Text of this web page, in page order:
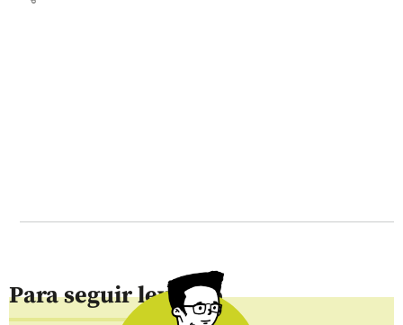
Para seguir leyendo